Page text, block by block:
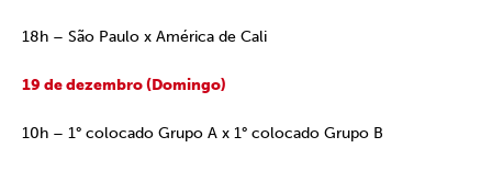
18h – São Paulo x América de Cali
19 de dezembro (Domingo)
10h – 1° colocado Grupo A x 1° colocado Grupo B